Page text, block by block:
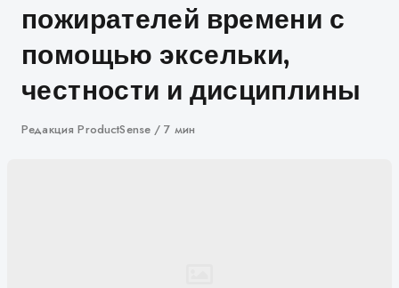
пожирателей времени с
помощью эксельки,
честности и дисциплины
Автор
Редакция ProductSense 7 мин